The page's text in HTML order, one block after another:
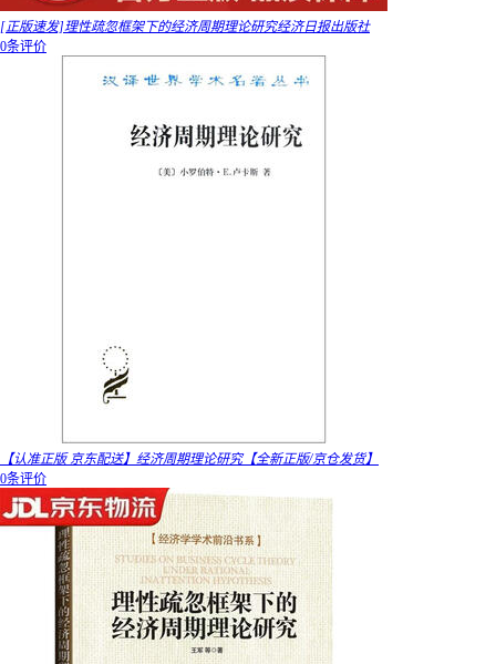
[正版速发]理性疏忽框架下的经济周期理论研究经济日报出版社
0条评价
【认准正版 京东配送】经济周期理论研究【全新正版/京仓发货】
0条评价